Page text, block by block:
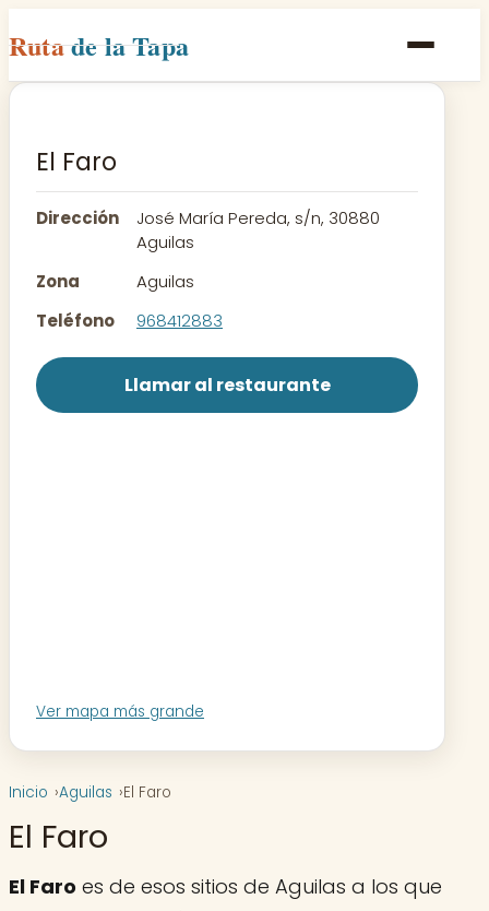
Rutade la Tapa
Inicio
Rutas
Contacto
El Faro
Dirección
José María Pereda, s/n, 30880
Aguilas
Zona
Aguilas
Teléfono
968412883
Llamar al restaurante
Ver mapa más grande
Inicio Aguilas El Faro
El Faro
El Faro es de esos sitios de Aguilas a los que